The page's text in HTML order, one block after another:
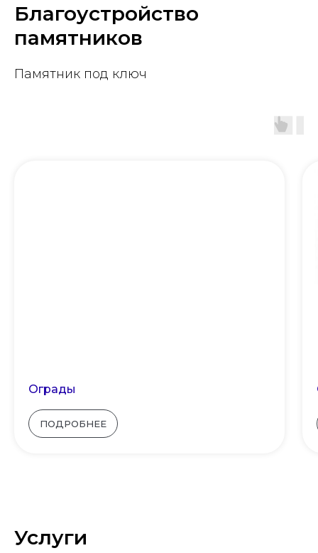
Благоустройство
памятников
Памятник под ключ
Ограды
ПОДРОБНЕЕ
Услуги